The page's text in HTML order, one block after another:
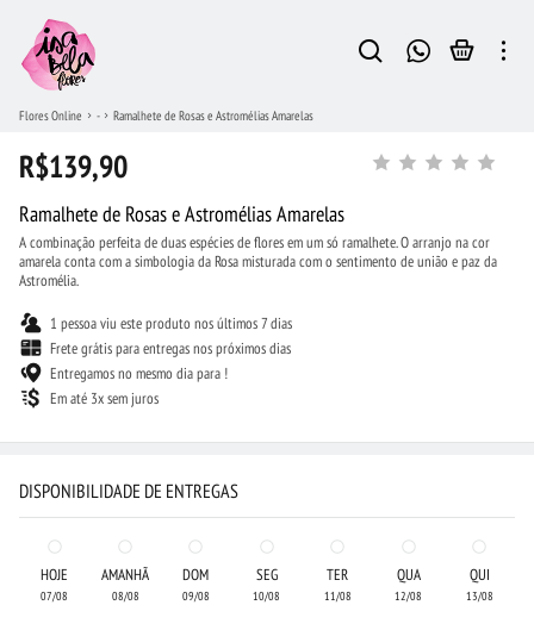
Flores Online - Ramalhete de Rosas e Astromélias Amarelas
R$139,90
Ramalhete de Rosas e Astromélias Amarelas
A combinação perfeita de duas espécies de flores em um só ramalhete. O arranjo na cor
amarela conta com a simbologia da Rosa misturada com o sentimento de união e paz da
Astromélia.
1 pessoa viu este produto nos últimos 7 dias
Frete grátis para entregas nos próximos dias
Entregamos no mesmo dia para !
Em até 3x sem juros
DISPONIBILIDADE DE ENTREGAS
HOJE
07/08
AMANHÃ
08/08
DOM
09/08
SEG
10/08
TER
11/08
QUA
12/08
QUI
13/08